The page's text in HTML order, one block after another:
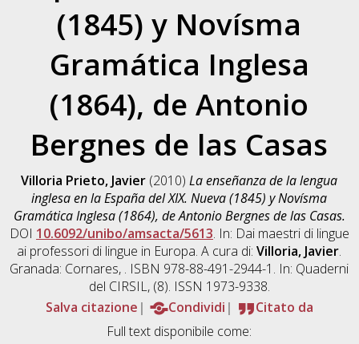
(1845) y Novísma
Gramática Inglesa
(1864), de Antonio
Bergnes de las Casas
Villoria Prieto, Javier (2010)La enseñanza de la lengua
inglesa en la España del XIX. Nueva (1845) y Novísma
Gramática Inglesa (1864), de Antonio Bergnes de las Casas.
DOI 10.6092/unibo/amsacta/5613. In: Dai maestri di lingue
ai professori di lingue in Europa. A cura di:Villoria, Javier.
Granada: Cornares, . ISBN 978-88-491-2944-1. In: Quaderni
del CIRSIL, (8). ISSN 1973-9338.
Salva citazione
Condividi
Citato da
Full text disponibile come: